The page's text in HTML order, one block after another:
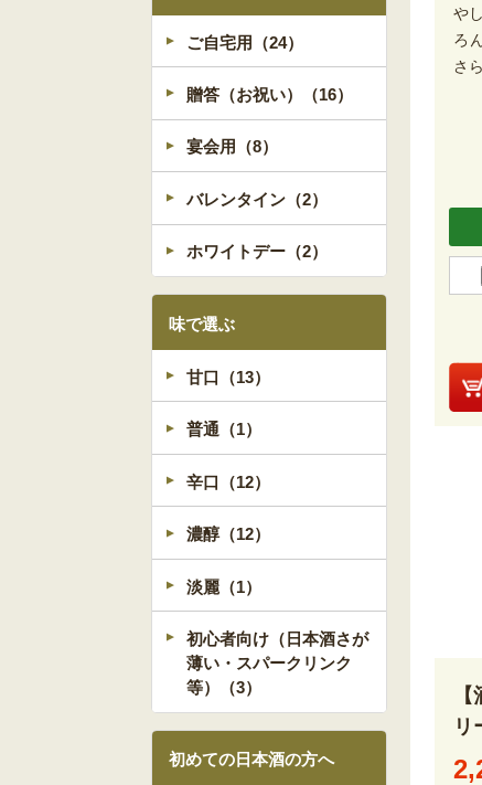
や
ろ
さ
ご自宅用（24）
贈答（お祝い）（16）
宴会用（8）
バレンタイン（2）
ホワイトデー（2）
味で選ぶ
甘口（13）
普通（1）
辛口（12）
濃醇（12）
淡麗（1）
初心者向け（日本酒さが
薄い・スパークリンク
等）（3）
初めての日本酒の方へ